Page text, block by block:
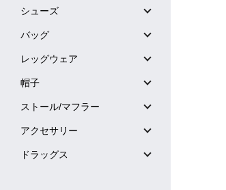
シューズ
バッグ
レッグウェア
帽子
ストール/マフラー
アクセサリー
ドラッグス